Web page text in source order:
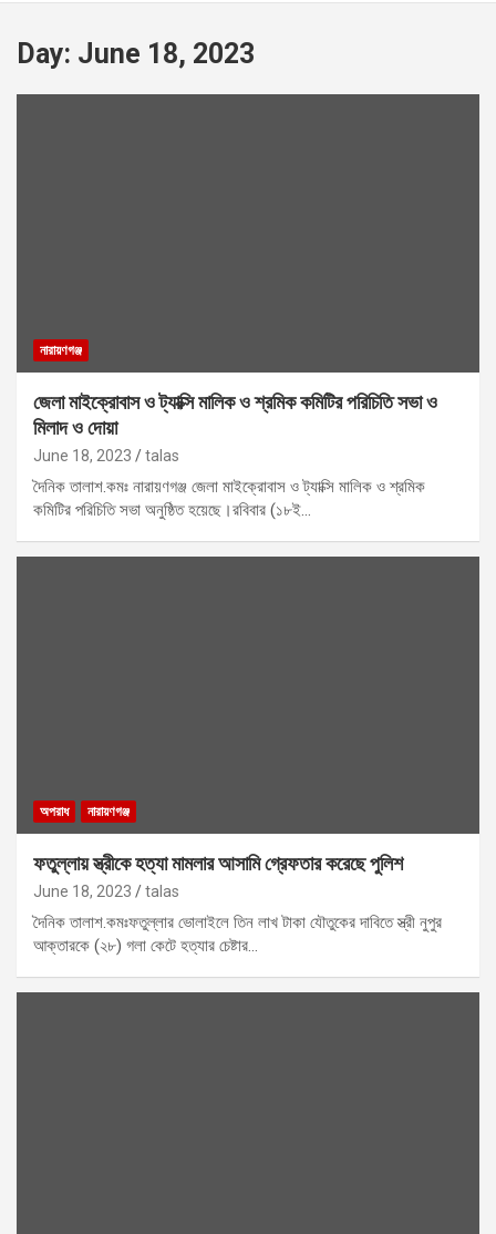
Day: June 18, 2023
নারায়ণগঞ্জ
জেলা মাইক্রোবাস ও ট্যাক্সি মালিক ও শ্রমিক কমিটির পরিচিতি সভা ও
মিলাদ ও দোয়া
June 18, 2023 talas
দৈনিক তালাশ.কমঃ নারায়ণগঞ্জ জেলা মাইক্রোবাস ও ট্যাক্সি মালিক ও শ্রমিক
কমিটির পরিচিতি সভা অনুষ্ঠিত হয়েছে।রবিবার (১৮ই…
অপরাধ নারায়ণগঞ্জ
ফতুল্লায় স্ত্রীকে হত্যা মামলার আসামি গ্রেফতার করেছে পুলিশ
June 18, 2023 talas
দৈনিক তালাশ.কমঃফতুল্লার ভোলাইলে তিন লাখ টাকা যৌতুকের দাবিতে স্ত্রী নুপুর
আক্তারকে (২৮) গলা কেটে হত্যার চেষ্টার…